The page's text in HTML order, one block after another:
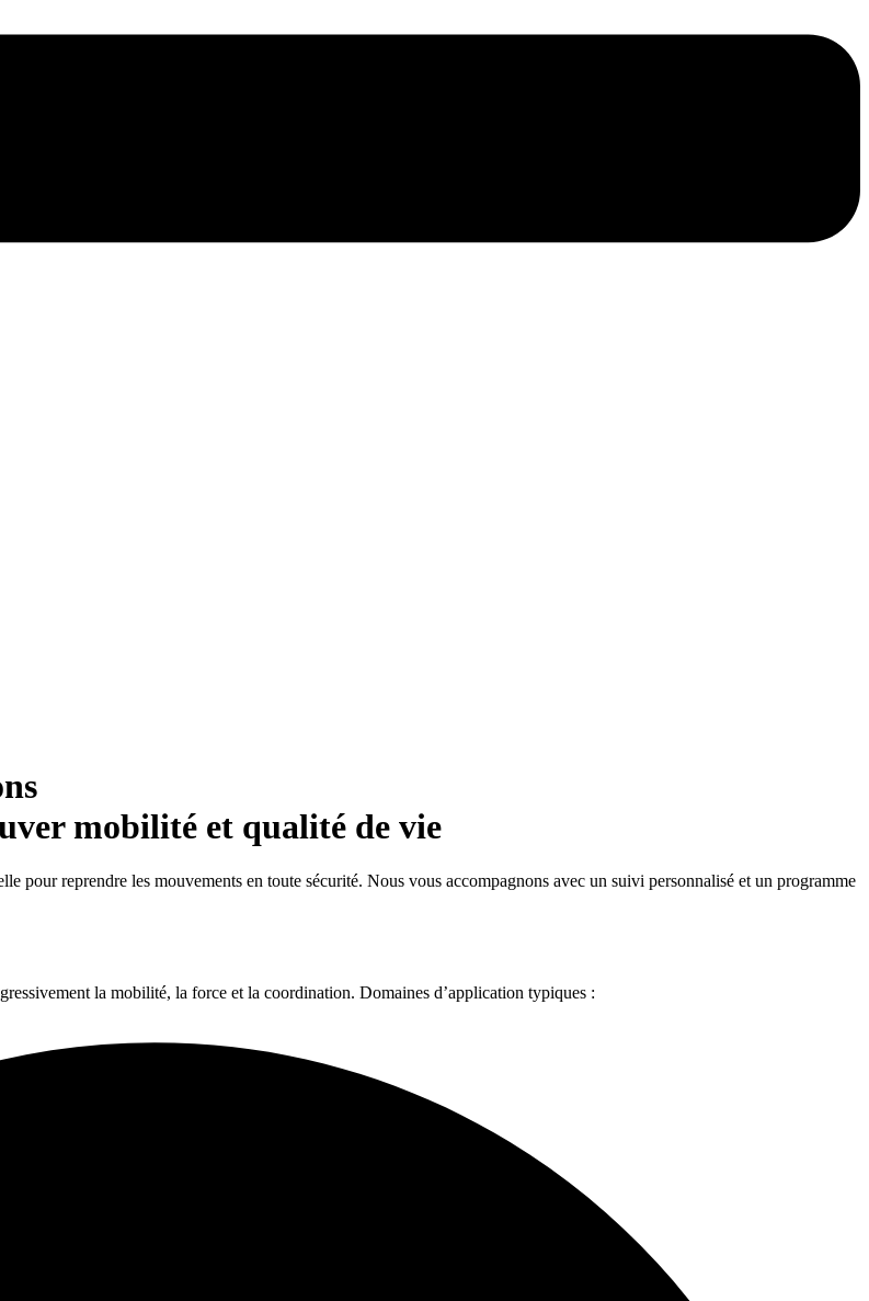
mobilité et qualité de vie
pour reprendre les mouvements en toute sécurité. Nous vous accompagnons avec un suivi personnalisé et un programme
la mobilité, la force et la coordination. Domaines d’application typiques :